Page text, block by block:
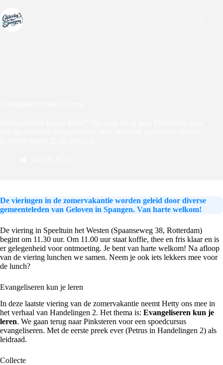
naar
de
De vieringen in de zomervakantie worden geleid door diverse
gemeenteleden van Geloven in Spangen. Van harte welkom!
De viering in Speeltuin het Westen (Spaanseweg 38, Rotterdam)
begint om 11.30 uur. Om 11.00 uur staat koffie, thee en fris klaar en is
er gelegenheid voor ontmoeting. Je bent van harte welkom! Na afloop
van de viering lunchen we samen. Neem je ook iets lekkers mee voor
de lunch?
Evangeliseren kun je leren
In deze laatste viering van de zomervakantie neemt Hetty ons mee in
het verhaal van Handelingen 2. Het thema is: Evangeliseren kun je
leren. We gaan terug naar Pinksteren voor een spoedcursus
evangeliseren. Met de eerste preek ever (Petrus in Handelingen 2) als
leidraad.
Collecte